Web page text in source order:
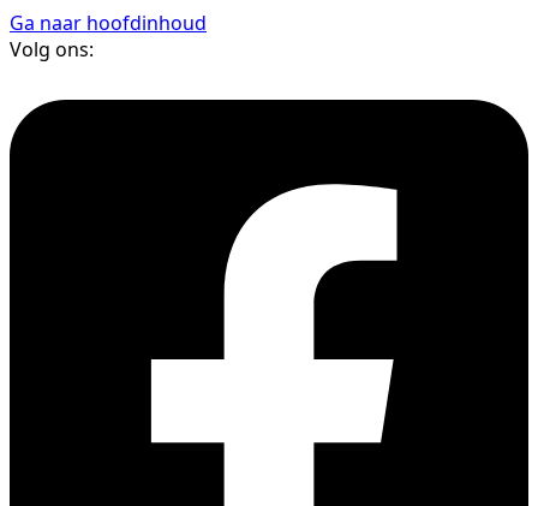
Ga naar hoofdinhoud
Volg ons: